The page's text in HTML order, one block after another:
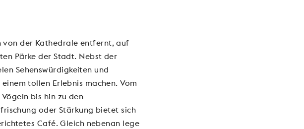
von der Kathedrale entfernt, auf
Pärke der Stadt. Nebst der
Sehenswürdigkeiten und
tollen Erlebnis machen. Vom
bis hin zu den
oder Stärkung bietet sich
Café. Gleich nebenan lege